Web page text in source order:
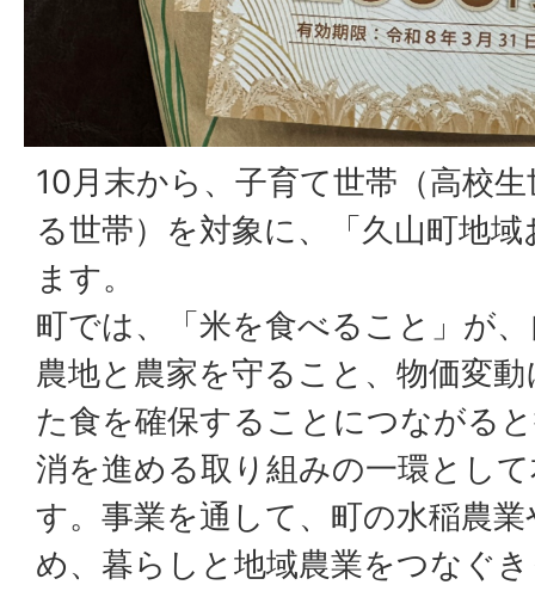
10月末から、子育て世帯（高校
る世帯）を対象に、「久山町地
ます。
町では、「米を食べること」が
農地と農家を守ること、物価変
た食を確保することにつながる
消を進める取り組みの一環とし
す。事業を通して、町の水稲農
め、暮らしと地域農業をつなぐ